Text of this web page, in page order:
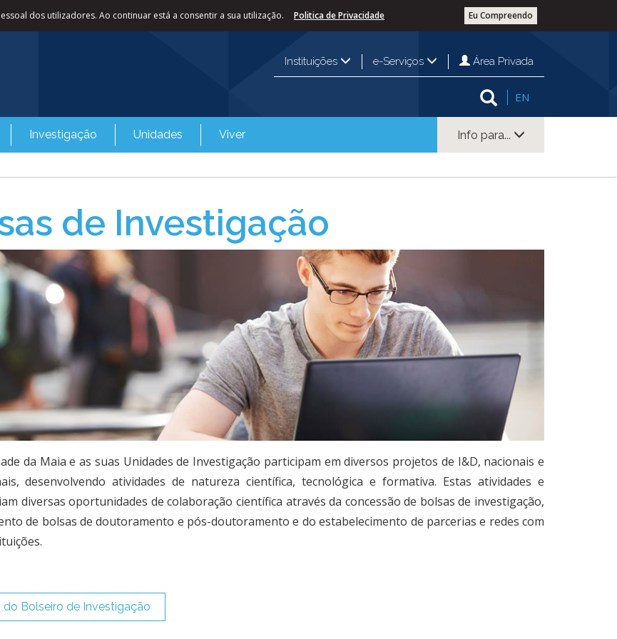
dos utilizadores. Ao continuar está a consentir a sua utilização. Eu Compreendo
Politica de Privacidade
Instituições e-Serviços Área Privada
EN
Investigação Unidades Viver Info para...
de Investigação
da Maia e as suas Unidades de Investigação participam em diversos projetos de I&D, nacionais e
desenvolvendo atividades de natureza científica, tecnológica e formativa. Estas atividades e
diversas oportunidades de colaboração científica através da concessão de bolsas de investigação,
de bolsas de doutoramento e pós-doutoramento e do estabelecimento de parcerias e redes com
Bolseiro de Investigação